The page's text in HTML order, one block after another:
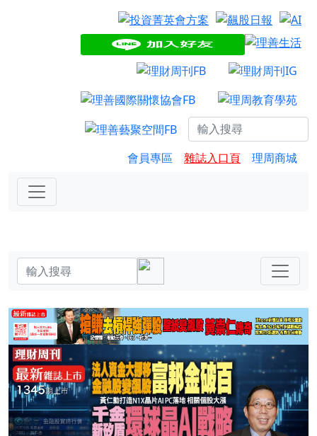
會員專區 雜誌入口頁 理周商城